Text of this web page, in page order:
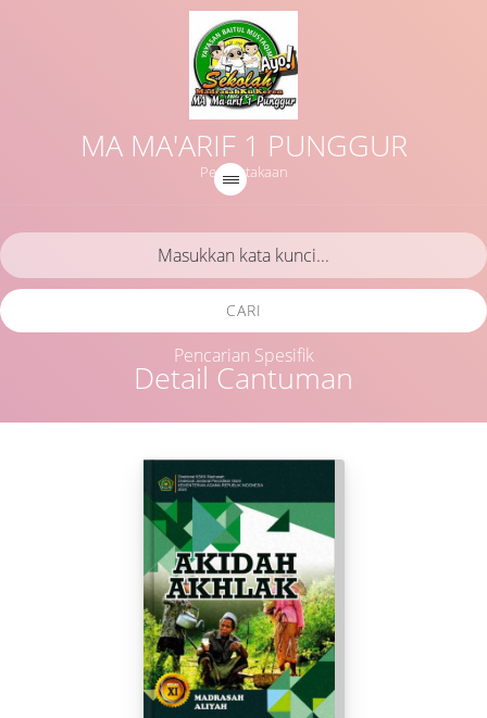
MA MA'ARIF 1 PUNGGUR
Perpustakaan
Detail Cantuman
CARI
Pencarian Spesifik